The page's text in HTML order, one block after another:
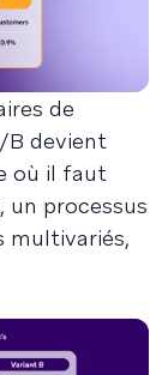
de
B devient
où il faut
un processus
multivariés,